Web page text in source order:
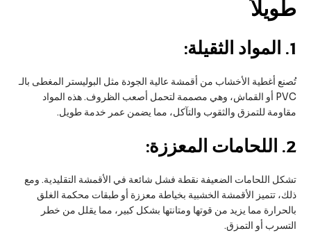
طويلاً
1. المواد الثقيلة:
تُصنع أغطية الأخشاب من أقمشة عالية الجودة مثل البوليستر المغطى بالـ
PVC أو القماش، وهي مصممة لتحمل أصعب الظروف. هذه المواد
مقاومة للتمزق والثقوب والتآكل، مما يضمن عمر خدمة طويل.
2. اللحامات المعززة:
تشكل اللحامات الضعيفة نقطة فشل شائعة في الأقمشة التقليدية. ومع
ذلك، تتميز الأقمشة الخشبية بخياطة معززة أو طبقات محكمة الغلق
بالحرارة مما يزيد من قوتها ومتانتها بشكل كبير، مما يقلل من خطر
التسرب أو التمزق.